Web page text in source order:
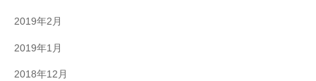
2019年2月
2019年1月
2018年12月